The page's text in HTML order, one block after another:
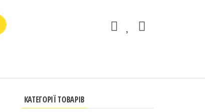
КАТЕГОРІЇ ТОВАРІВ